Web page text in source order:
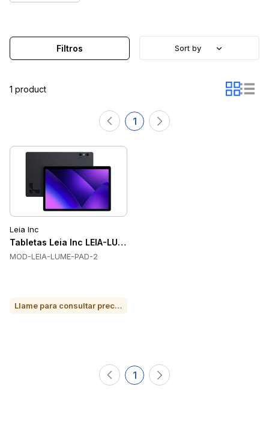
1 product
1
Filtros Sort by
Leia Inc
Tabletas Leia Inc LEIA-LUME-PAD-2
MOD-LEIA-LUME-PAD-2
Llame para consultar precio o para comprar
1